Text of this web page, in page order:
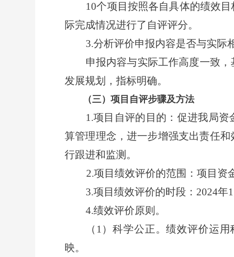
10个项目按照各自具体的绩效
际完成情况进行了自评评分。
3.分析评价申报内容是否与实际
申报内容与实际工作高度一致
发展规划，指标明确。
（三）项目自评步骤及方法
1.项目自评的目的： 促进我局资
算管理理念，进一步增强支出责任
行跟进和监测。
2.项目绩效评价的范围：项目资
3.项目绩效评价的时段： 2024年1
4.绩效评价原则。
（ 1）科学公正。绩效评价运
映。